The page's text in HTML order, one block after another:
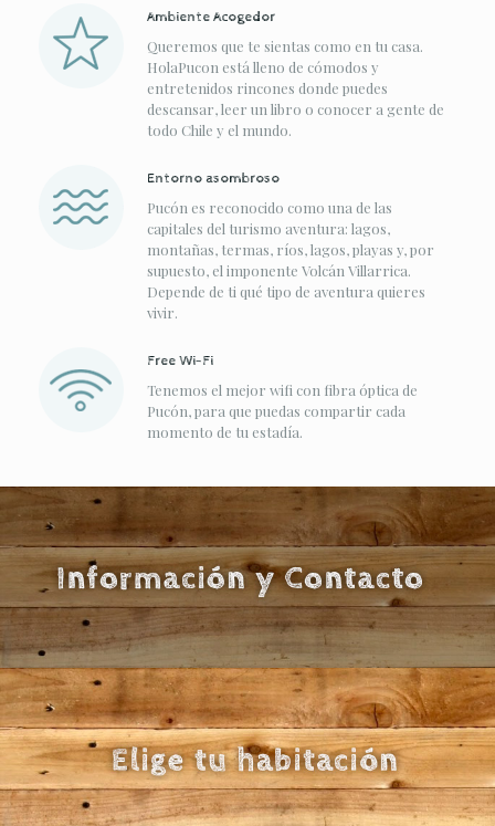
Ambiente Acogedor
Queremos que te sientas como en tu casa.
HolaPucon está lleno de cómodos y
entretenidos rincones donde puedes
descansar, leer un libro o conocer a gente de
todo Chile y el mundo.
Entorno asombroso
Pucón es reconocido como una de las
capitales del turismo aventura: lagos,
montañas, termas, ríos, lagos, playas y, por
supuesto, el imponente Volcán Villarrica.
Depende de ti qué tipo de aventura quieres
vivir.
Free Wi-Fi
Tenemos el mejor wifi con fibra óptica de
Pucón, para que puedas compartir cada
momento de tu estadía.